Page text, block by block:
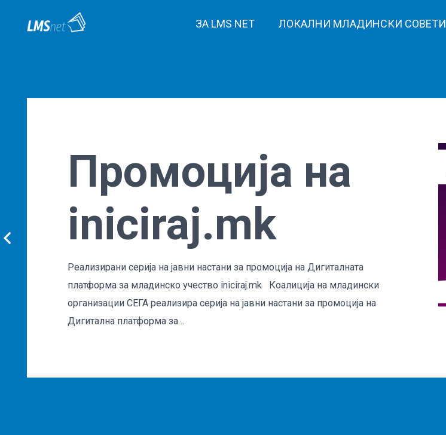
ЗА LMS NET ЛОКАЛНИ МЛАДИНСКИ СОВЕТИ
Промоција на
iniciraj.mk
Реализирани серија на јавни настани за промоција на Дигиталната
платформа за младинско учество iniciraj.mk Коалиција на младински
организации СЕГА реализира серија на јавни настани за промоција на
Дигитална платформа за…